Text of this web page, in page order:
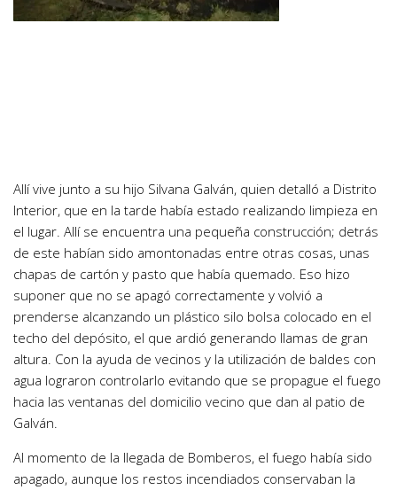
Allí vive junto a su hijo Silvana Galván, quien detalló a Distrito
Interior, que en la tarde había estado realizando limpieza en
el lugar. Allí se encuentra una pequeña construcción; detrás
de este habían sido amontonadas entre otras cosas, unas
chapas de cartón y pasto que había quemado. Eso hizo
suponer que no se apagó correctamente y volvió a
prenderse alcanzando un plástico silo bolsa colocado en el
techo del depósito, el que ardió generando llamas de gran
altura. Con la ayuda de vecinos y la utilización de baldes con
agua lograron controlarlo evitando que se propague el fuego
hacia las ventanas del domicilio vecino que dan al patio de
Galván.
Al momento de la llegada de Bomberos, el fuego había sido
apagado, aunque los restos incendiados conservaban la